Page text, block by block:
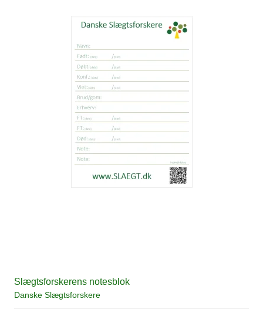
Slægtsforskerens notesblok
Danske Slægtsforskere